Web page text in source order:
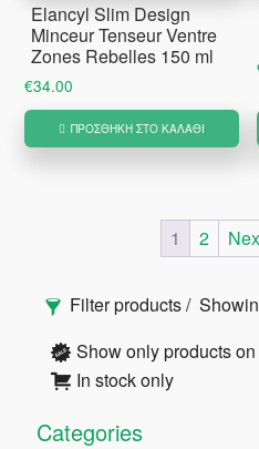
Elancyl Slim Design
Minceur Tenseur Ventre
Zones Rebelles 150 ml
€34.00
ΠΡΟΣΘΉΚΗ ΣΤΟ ΚΑΛΆΘΙ
1 2
Αρχική
Πλευρική
Στήλη
Filter products
Show only products
In stock only
Categories